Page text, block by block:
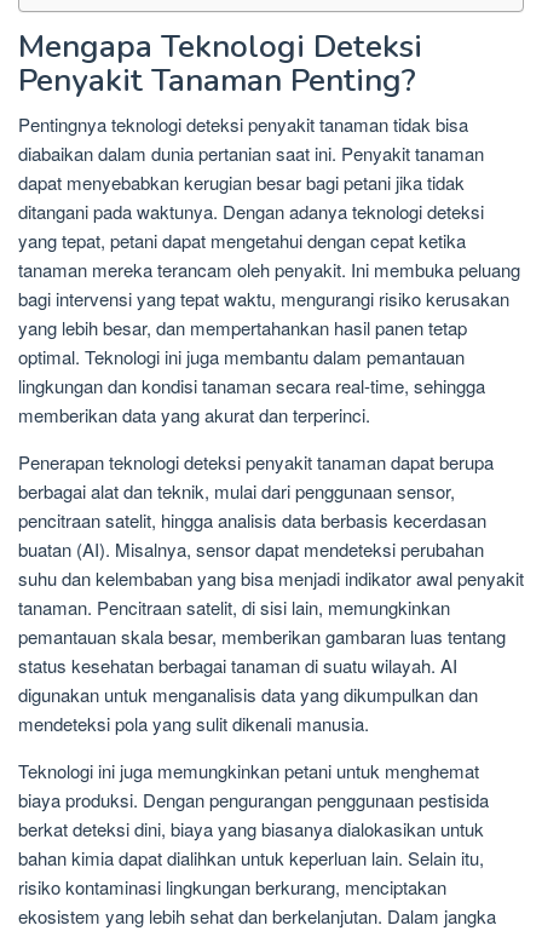
Mengapa Teknologi Deteksi
Penyakit Tanaman Penting?
Pentingnya teknologi deteksi penyakit tanaman tidak bisa
diabaikan dalam dunia pertanian saat ini. Penyakit tanaman
dapat menyebabkan kerugian besar bagi petani jika tidak
ditangani pada waktunya. Dengan adanya teknologi deteksi
yang tepat, petani dapat mengetahui dengan cepat ketika
tanaman mereka terancam oleh penyakit. Ini membuka peluang
bagi intervensi yang tepat waktu, mengurangi risiko kerusakan
yang lebih besar, dan mempertahankan hasil panen tetap
optimal. Teknologi ini juga membantu dalam pemantauan
lingkungan dan kondisi tanaman secara real-time, sehingga
memberikan data yang akurat dan terperinci.
Penerapan teknologi deteksi penyakit tanaman dapat berupa
berbagai alat dan teknik, mulai dari penggunaan sensor,
pencitraan satelit, hingga analisis data berbasis kecerdasan
buatan (AI). Misalnya, sensor dapat mendeteksi perubahan
suhu dan kelembaban yang bisa menjadi indikator awal penyakit
tanaman. Pencitraan satelit, di sisi lain, memungkinkan
pemantauan skala besar, memberikan gambaran luas tentang
status kesehatan berbagai tanaman di suatu wilayah. AI
digunakan untuk menganalisis data yang dikumpulkan dan
mendeteksi pola yang sulit dikenali manusia.
Teknologi ini juga memungkinkan petani untuk menghemat
biaya produksi. Dengan pengurangan penggunaan pestisida
berkat deteksi dini, biaya yang biasanya dialokasikan untuk
bahan kimia dapat dialihkan untuk keperluan lain. Selain itu,
risiko kontaminasi lingkungan berkurang, menciptakan
ekosistem yang lebih sehat dan berkelanjutan. Dalam jangka